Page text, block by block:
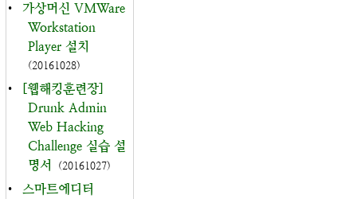
•
가상머신 VMWare
Workstation
Player 설치
(20161028)
•
[웹해킹훈련장]
Drunk Admin
Web Hacking
Challenge 실습 설
명서
(20161027)
• 스마트에디터